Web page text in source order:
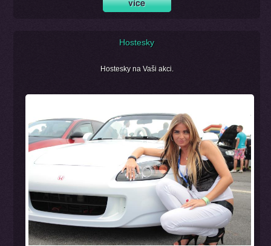
Hostesky
Hostesky na Vaši akci.